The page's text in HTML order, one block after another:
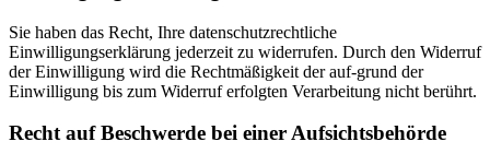
Sie haben das Recht, Ihre datenschutzrechtliche
Einwilligungserklärung jederzeit zu widerrufen. Durch den Widerruf
der Einwilligung wird die Rechtmäßigkeit der auf-grund der
Einwilligung bis zum Widerruf erfolgten Verarbeitung nicht berührt.
Recht auf Beschwerde bei einer Aufsichtsbehörde